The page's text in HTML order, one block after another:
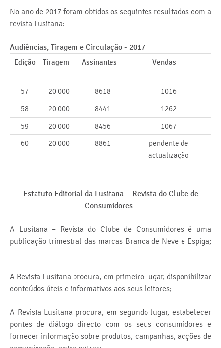
No ano de 2017 foram obtidos os seguintes resultados com a
revista Lusitana:
Audiências, Tiragem e Circulação - 2017
Edição
Tiragem Assinantes Vendas
57 20 000 8618
1016
58
20 000 8441
1262
59
20 000 8456
1067
60
20 000 8861
pendente de
actualização
Estatuto Editorial da Lusitana – Revista do Clube de
Consumidores
A Lusitana – Revista do Clube de Consumidores é uma
publicação trimestral das marcas Branca de Neve e Espiga;
A Revista Lusitana procura, em primeiro lugar, disponibilizar
conteúdos úteis e informativos aos seus leitores;
A Revista Lusitana procura, em segundo lugar, estabelecer
pontes de diálogo directo com os seus consumidores e
fornecer informação sobre produtos, campanhas, acções de